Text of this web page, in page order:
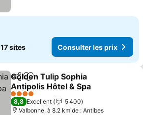
17 sites Consulter les prix
PartagerAjouter à mes favoris
Golden Tulip Sophia
Antipolis Hôtel & Spa
Consulter les prix
4 Étoiles
8,8 Excellent
5 400
Valbonne, à 8.2 km de : Antibes